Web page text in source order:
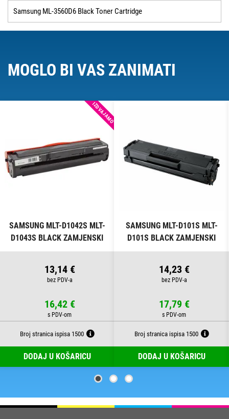
Samsung ML-3560D6 Black Toner Cartridge
MOGLO BI VAS ZANIMATI
IZDVAJAMO
SAMSUNG MLT-D1042S MLT-
D1043S BLACK ZAMJENSKI
TONER
13,14 €
16,42 €
Broj stranica ispisa 1500
DODAJ U KOŠARICU
SAMSUNG MLT-D101S MLT-
D101S BLACK ZAMJENSKI
TONER
14,23 €
17,79 €
Broj stranica ispisa 1500
DODAJ U KOŠARICU